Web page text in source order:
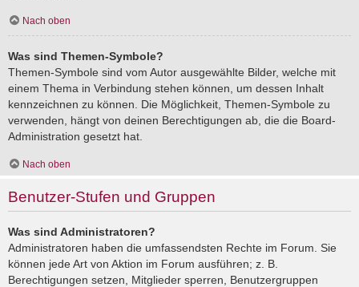
Nach oben
Was sind Themen-Symbole?
Themen-Symbole sind vom Autor ausgewählte Bilder, welche mit
einem Thema in Verbindung stehen können, um dessen Inhalt
kennzeichnen zu können. Die Möglichkeit, Themen-Symbole zu
verwenden, hängt von deinen Berechtigungen ab, die die Board-
Administration gesetzt hat.
Nach oben
Benutzer-Stufen und Gruppen
Was sind Administratoren?
Administratoren haben die umfassendsten Rechte im Forum. Sie
können jede Art von Aktion im Forum ausführen; z. B.
Berechtigungen setzen, Mitglieder sperren, Benutzergruppen